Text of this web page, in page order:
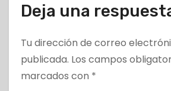
Deja una
Tu dirección de correo
publicada. Los campos
marcados con *